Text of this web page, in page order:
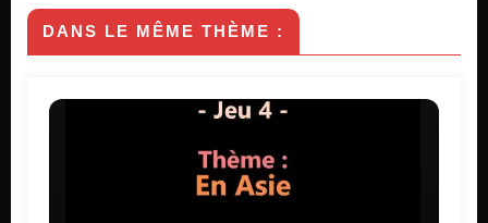
DANS LE MÊME THÈME :